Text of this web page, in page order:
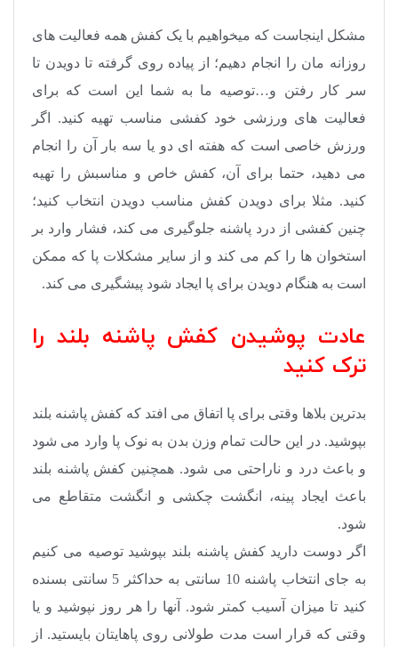
مشکل اینجاست که میخواهیم با یک کفش همه فعالیت های
روزانه مان را انجام دهیم؛ از پیاده روی گرفته تا دویدن تا
سر کار رفتن و…توصیه ما به شما این است که برای
فعالیت های ورزشی خود کفشی مناسب تهیه کنید. اگر
ورزش خاصی است که هفته ای دو یا سه بار آن را انجام
می دهید، حتما برای آن، کفش خاص و مناسبش را تهیه
کنید. مثلا برای دویدن کفش مناسب دویدن انتخاب کنید؛
چنین کفشی از درد پاشنه جلوگیری می کند، فشار وارد بر
استخوان ها را کم می کند و از سایر مشکلات پا که ممکن
است به هنگام دویدن برای پا ایجاد شود پیشگیری می کند.
عادت پوشیدن کفش پاشنه بلند را
ترک کنید
بدترین بلاها وقتی برای پا اتفاق می افتد که کفش پاشنه بلند
بپوشید. در این حالت تمام وزن بدن به نوک پا وارد می شود
و باعث درد و ناراحتی می شود. همچنین کفش پاشنه بلند
باعث ایجاد پینه، انگشت چکشی و انگشت متقاطع می
شود.
اگر دوست دارید کفش پاشنه بلند بپوشید توصیه می کنیم
به جای انتخاب پاشنه 10 سانتی به حداکثر 5 سانتی بسنده
کنید تا میزان آسیب کمتر شود. آنها را هر روز نپوشید و یا
وقتی که قرار است مدت طولانی روی پاهایتان بایستید. از